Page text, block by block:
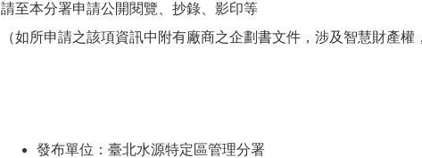
請至本分署申請公開閱覽、抄錄、影印等
（如所申請之該項資訊中附有廠商之企劃書文件，涉及智慧財產
發布單位：臺北水源特定區管理分署